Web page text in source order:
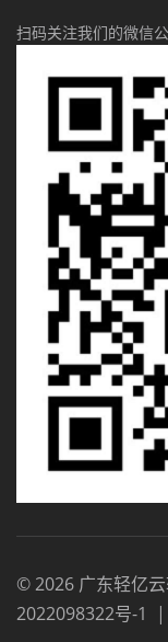
扫码关注我们的微信
©2026 广东轻亿
2022098322号-1
|